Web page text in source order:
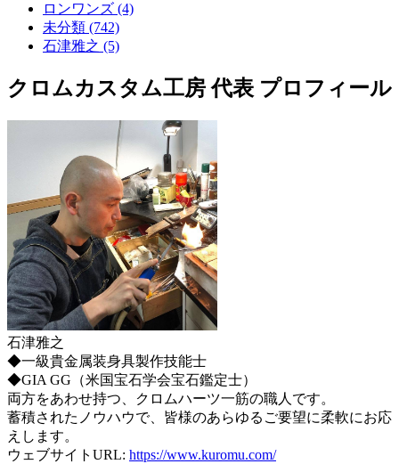
ロンワンズ (4)
未分類 (742)
石津雅之 (5)
クロムカスタム工房 代表 プロフィール
石津雅之
◆一級貴金属装身具製作技能士
◆GIA GG（米国宝石学会宝石鑑定士）
両方をあわせ持つ、クロムハーツ一筋の職人です。
蓄積されたノウハウで、皆様のあらゆるご要望に柔軟にお応
えします。
ウェブサイトURL: https://www.kuromu.com/